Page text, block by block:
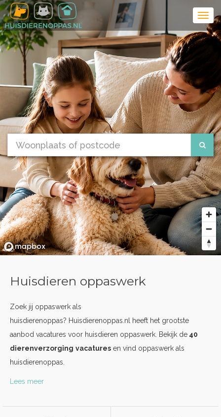
Huisdieren oppaswerk
Zoek jij oppaswerk als
huisdierenoppas? Huisdierenoppas.nl heeft het grootste
aanbod vacatures voor huisdieren oppaswerk. Bekijk de 40
dierenverzorging vacatures en vind oppaswerk als
huisdierenoppas.
Lees meer